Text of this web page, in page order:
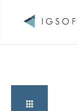
Surfen